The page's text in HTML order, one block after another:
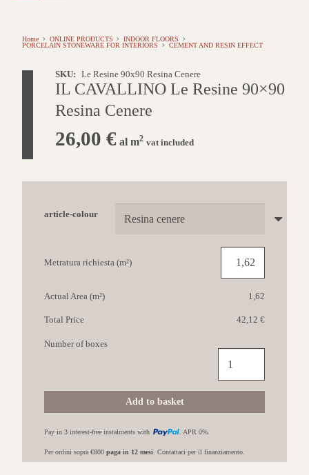
Home ONLINE PRODUCTS
INDOOR FLOORS
PORCELAIN STONEWARE FOR INTERIORS
CEMENT AND RESIN EFFECT
SKU: Le Resine 90x90 Resina Cenere
IL CAVALLINO Le Resine 90×90
Resina Cenere
26,00 € al m2 vat included
article-colour
Metratura richiesta (m²)
Actual Area (m²) 1,62
Total Price 42,12 €
CAVALLINO
Le
quantità
Add to basket
Number of boxes
Pay in 3 interest-free instalments with . APR 0%.
Per ordini sopra €800 paga in 12 mesi. Contattaci per il finanziamento.